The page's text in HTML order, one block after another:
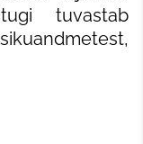
tuvastab